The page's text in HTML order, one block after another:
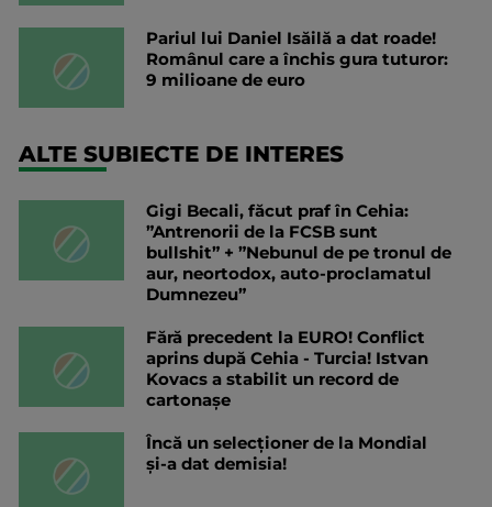
Pariul lui Daniel Isăilă a dat roade!
Românul care a închis gura tuturor:
9 milioane de euro
ALTE SUBIECTE DE INTERES
Gigi Becali, făcut praf în Cehia:
”Antrenorii de la FCSB sunt
bullshit” + ”Nebunul de pe tronul de
aur, neortodox, auto-proclamatul
Dumnezeu”
Fără precedent la EURO! Conflict
aprins după Cehia - Turcia! Istvan
Kovacs a stabilit un record de
cartonașe
Încă un selecționer de la Mondial
și-a dat demisia!